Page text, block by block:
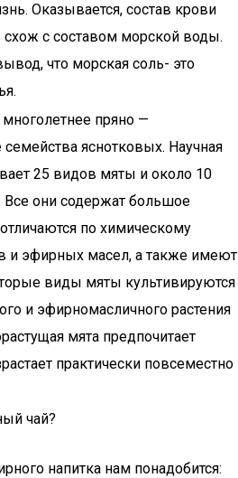
Оказывается, состав крови
с составом морской воды.
что морская соль- это
пряно —
семейства яснотковых. Научная
25 видов мяты и около 10
Все они содержат большое
по химическому
и эфирных масел, а также имеют
виды мяты культивируются
и эфирномасличного растения
мята предпочитает
практически повсеместно
чай?
напитка нам понадобится: